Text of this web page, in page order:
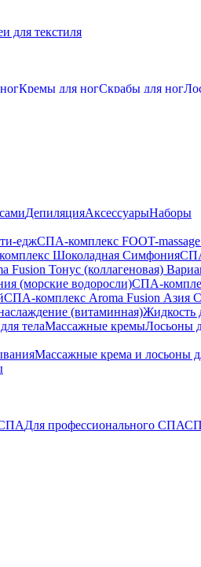
для текстиля
Кремы для ногСкрабы для ног
ДепиляцияАксессуарыНаборы
еджСПА-комплекс FOOT-
Шоколадная Симфония
Тонус (коллагеновая)
(морские водоросли)СПА-
СПА-комплекс Aroma Fusion Азия
(витаминная)Жидкость
телаМассажные кремыЛосьоны
Массажные крема и лосьоны
Для профессионального СПА